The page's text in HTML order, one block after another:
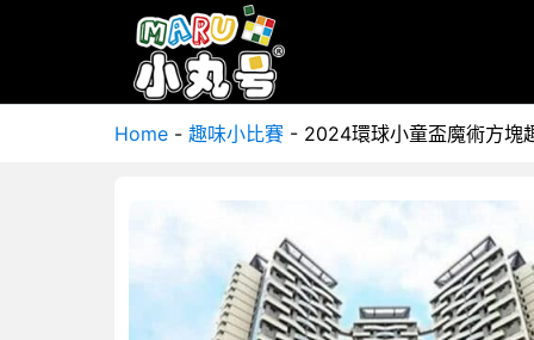
Home - 趣味小比賽 - 2024環球小童盃魔術方塊